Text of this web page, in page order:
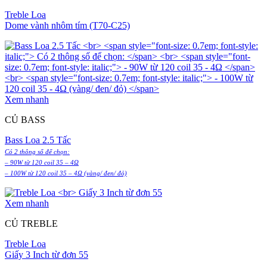
Treble Loa
Dome vành nhôm tím (T70-C25)
Xem nhanh
CỦ BASS
Bass Loa 2.5 Tấc
Có 2 thông số để chọn:
– 90W từ 120 coil 35 – 4Ω
– 100W từ 120 coil 35 – 4Ω (vàng/ đen/ đỏ)
Xem nhanh
CỦ TREBLE
Treble Loa
Giấy 3 Inch từ đơn 55